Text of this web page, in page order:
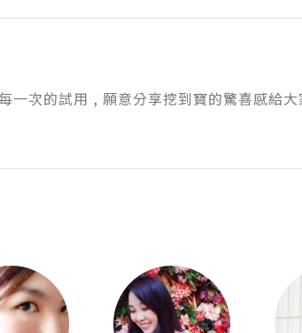
一次的試用 , 願意分享挖到寶的驚喜感給